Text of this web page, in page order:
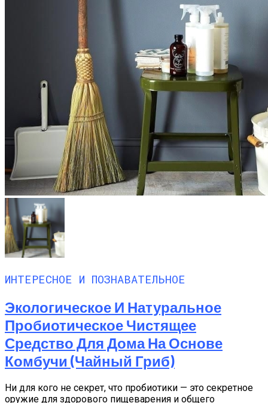
ИНТЕРЕСНОЕ И ПОЗНАВАТЕЛЬНОЕ
Экологическое И Натуральное
Пробиотическое Чистящее
Средство Для Дома На Основе
Комбучи (чайный Гриб)
Ни для кого не секрет, что пробиотики — это секретное
оружие для здорового пищеварения и общего